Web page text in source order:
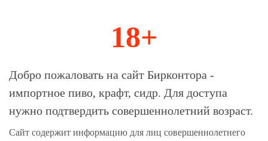
Магазин-Склад импортного пива, крафта и
Главная Пиво крафтовое
18+
Добро пожаловать на сайт Бирконтора -
импортное пиво, крафт, сидр. Для доступа
нужно подтвердить совершеннолетний возраст.
Сайт содержит информацию для лиц совершеннолетнего